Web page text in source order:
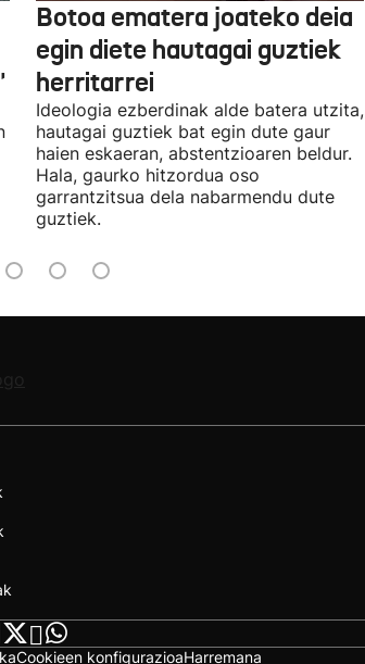
Botoa ematera joateko deia
egin diete hautagai guztiek
herritarrei
Ideologia ezberdinak alde batera utzita,
hautagai guztiek bat egin dute gaur
haien eskaeran, abstentzioaren beldur.
Hala, gaurko hitzordua oso
garrantzitsua dela nabarmendu dute
guztiek.
Cookieen konfigurazioaHarremana